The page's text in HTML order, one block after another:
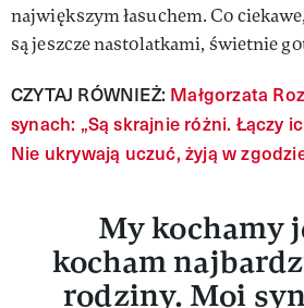
największym łasuchem. Co
są jeszcze nastolatkami, świetnie
CZYTAJ RÓWNIEŻ: Małgorzata
synach: „Są skrajnie różni. Łączy
Nie ukrywają uczuć, żyją w
My kochamy
kocham
rodziny. Moi